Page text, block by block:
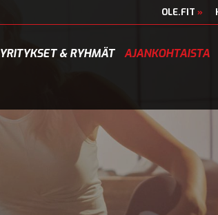
OLE.FIT »
YRITYKSET & RYHMÄT AJANKOHTAISTA